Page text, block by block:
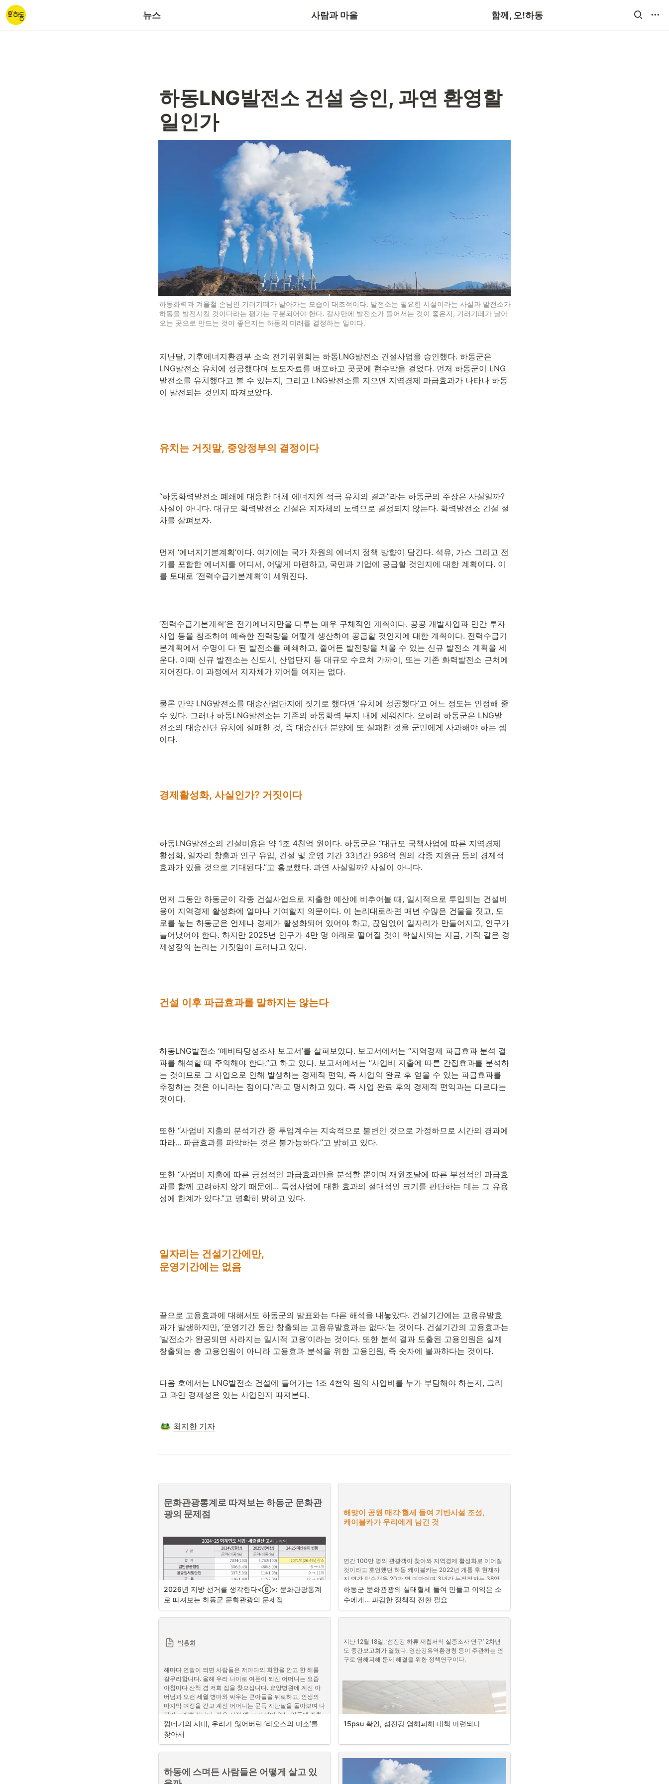
뉴스 사람과 마을 함께, 오!하동
갈사산단/대송산단 기자의눈 공지사항
하동LNG발전소 건설 승인, 과연 환영할
일인가
하동화력과 겨울철 손님인 기러기떼가 날아가는 모습이 대조적이다. 발전소는 필요한 시설이라는 사실과 발전소가
하동을 발전시킬 것이다라는 평가는 구분되어야 한다. 갈사만에 발전소가 들어서는 것이 좋은지, 기러기떼가 날아
오는 곳으로 만드는 것이 좋은지는 하동의 미래를 결정하는 일이다.
지난달, 기후에너지환경부 소속 전기위원회는 하동LNG발전소 건설사업을 승인했다. 하동군은
LNG발전소 유치에 성공했다며 보도자료를 배포하고 곳곳에 현수막을 걸었다. 먼저 하동군이 LNG
발전소를 유치했다고 볼 수 있는지, 그리고 LNG발전소를 지으면 지역경제 파급효과가 나타나 하동
이 발전되는 것인지 따져보았다.
유치는 거짓말, 중앙정부의 결정이다
“하동화력발전소 폐쇄에 대응한 대체 에너지원 적극 유치의 결과”라는 하동군의 주장은 사실일까?
사실이 아니다. 대규모 화력발전소 건설은 지자체의 노력으로 결정되지 않는다. 화력발전소 건설 절
차를 살펴보자.
먼저 ‘에너지기본계획’이다. 여기에는 국가 차원의 에너지 정책 방향이 담긴다. 석유, 가스 그리고 전
기를 포함한 에너지를 어디서, 어떻게 마련하고, 국민과 기업에 공급할 것인지에 대한 계획이다. 이
를 토대로 ‘전력수급기본계획’이 세워진다.
‘전력수급기본계획’은 전기에너지만을 다루는 매우 구체적인 계획이다. 공공 개발사업과 민간 투자
사업 등을 참조하여 예측한 전력량을 어떻게 생산하여 공급할 것인지에 대한 계획이다. 전력수급기
본계획에서 수명이 다 된 발전소를 폐쇄하고, 줄어든 발전량을 채울 수 있는 신규 발전소 계획을 세
운다. 이때 신규 발전소는 신도시, 산업단지 등 대규모 수요처 가까이, 또는 기존 화력발전소 근처에
지어진다. 이 과정에서 지자체가 끼어들 여지는 없다.
물론 만약 LNG발전소를 대송산업단지에 짓기로 했다면 ‘유치에 성공했다’고 어느 정도는 인정해 줄
수 있다. 그러나 하동LNG발전소는 기존의 하동화력 부지 내에 세워진다. 오히려 하동군은 LNG발
전소의 대송산단 유치에 실패한 것, 즉 대송산단 분양에 또 실패한 것을 군민에게 사과해야 하는 셈
이다.
경제활성화, 사실인가? 거짓이다
하동LNG발전소의 건설비용은 약 1조 4천억 원이다. 하동군은 “대규모 국책사업에 따른 지역경제
활성화, 일자리 창출과 인구 유입, 건설 및 운영 기간 33년간 936억 원의 각종 지원금 등의 경제적
효과가 있을 것으로 기대된다.”고 홍보했다. 과연 사실일까? 사실이 아니다.
먼저 그동안 하동군이 각종 건설사업으로 지출한 예산에 비추어볼 때, 일시적으로 투입되는 건설비
용이 지역경제 활성화에 얼마나 기여할지 의문이다. 이 논리대로라면 매년 수많은 건물을 짓고, 도
로를 놓는 하동군은 언제나 경제가 활성화되어 있어야 하고, 끊임없이 일자리가 만들어지고, 인구가
늘어났어야 한다. 하지만 2025년 인구가 4만 명 아래로 떨어질 것이 확실시되는 지금, 기적 같은 경
제성장의 논리는 거짓임이 드러나고 있다.
건설 이후 파급효과를 말하지는 않는다
하동LNG발전소 ‘예비타당성조사 보고서’를 살펴보았다. 보고서에서는 “지역경제 파급효과 분석 결
과를 해석할 때 주의해야 한다.”고 하고 있다. 보고서에서는 “사업비 지출에 따른 간접효과를 분석하
는 것이므로 그 사업으로 인해 발생하는 경제적 편익, 즉 사업의 완료 후 얻을 수 있는 파급효과를
추정하는 것은 아니라는 점이다.”라고 명시하고 있다. 즉 사업 완료 후의 경제적 편익과는 다르다는
것이다.
또한 “사업비 지출의 분석기간 중 투입계수는 지속적으로 불변인 것으로 가정하므로 시간의 경과에
따라... 파급효과를 파악하는 것은 불가능하다.”고 밝히고 있다.
또한 “사업비 지출에 따른 긍정적인 파급효과만을 분석할 뿐이며 재원조달에 따른 부정적인 파급효
과를 함께 고려하지 않기 때문에... 특정사업에 대한 효과의 절대적인 크기를 판단하는 데는 그 유용
성에 한계가 있다.”고 명확히 밝히고 있다.
일자리는 건설기간에만,
운영기간에는 없음
끝으로 고용효과에 대해서도 하동군의 발표와는 다른 해석을 내놓았다. 건설기간에는 고용유발효
과가 발생하지만, ‘운영기간 동안 창출되는 고용유발효과는 없다.’는 것이다. 건설기간의 고용효과는
‘발전소가 완공되면 사라지는 일시적 고용’이라는 것이다. 또한 분석 결과 도출된 고용인원은 실제
창출되는 총 고용인원이 아니라 고용효과 분석을 위한 고용인원, 즉 숫자에 불과하다는 것이다.
다음 호에서는 LNG발전소 건설에 들어가는 1조 4천억 원의 사업비를 누가 부담해야 하는지, 그리
고 과연 경제성은 있는 사업인지 따져본다.
최지한 기자
문화관광통계로 따져보는 하동군 문화관
광의 문제점
문화관광 예산 비중은 증가하고 있다
하승철 군수는 지난 3월 열린 ‘2025년 하동군 관광 포럼 및 팸
투어’ 행사에서 “하동군이 매력적인 관광도시로 도약할 수 있
도록 다양한 관광산업을 발굴”하고 추진하겠다고 밝혔다. 이
같은 지자체장의 의지는 하동군 관광예산의 변화에도 반영되
2026년 지방 선거를 생각한다<⑥>: 문화관광통계
로 따져보는 하동군 문화관광의 문제점
해맞이 공원 매각·혈세 들여 기반시설 조성,
케이블카가 우리에게 남긴 것
연간 100만 명의 관광객이 찾아와 지역경제 활성화로 이어질
것이라고 호언했던 하동 케이블카는 2022년 개통 후 현재까
지 연간 탑승객은 20만 명 미만이며 3년간 누적적자는 38억
원, 초기 투자비용까지 감안하면 적자는 76억 원에 달한다. 관
광객들은 관광버스를 타고 와 케이블카만 타고 가버렸고 현재
케이블카 회사의 고용인원은 28명, 이 중 지역민은 17명에 불
한다며 ‘금오산 하늘길 조성사업’의 명목으로 스카이워크 등을
78억(국비39억, 도비11억 7천, 군비 27억 3천)을 들여 조성해
주었다. 또한 케이블카 상부 정류장 건설을 위해 3억 8천만 원
또다시 민자유치, 18홀 골프장 해양관광단지 조
성사업
실익을 거두지 못하는 민자유치 대규모 관광개발사업에 대한
반성과 면밀한 분석 없이 하동군 행정은 또다시 같은 실수를
하동군 문화관광의 실태혈세 들여 만들고 이익은 소
수에게… 과감한 정책적 전환 필요
박홍희
해마다 연말이 되면 사람들은 저마다의 회한을 안고 한 해를
갈무리합니다. 올해 우리 나이로 여든이 되신 어머니는 요즘
아침마다 산책 겸 저희 집을 찾으십니다. 요양병원에 계신 아
버님과 오랜 세월 병마와 싸우는 큰아들을 뒤로하고, 인생의
마지막 여정을 걷고 계신 어머니는 문득 지난날을 돌아보며 나
직이 고백하십니다. 젊은 시절 왜 그리 의미 없는 것들에 집착
하고, 그 집착으로 주위 사람들에게 상처를 주었는지 모르겠노
라고 말입니다.
구나 저마다의 꿈을 실현하기 위해 긴 인생길을 달려옵니다.
때로는 돈이 전부였고, 때로는 높은 신분이 유일한 목표였던
껍데기의 시대, 우리가 잃어버린 ‘라오스의 미소’를
찾아서
지난 12월 18일, ‘섬진강 하류 재첩서식 실증조사 연구’ 2차년
도 중간보고회가 열렸다. 영산강유역환경청 등이 주관하는 연
구로 염해피해 문제 해결을 위한 정책연구이다.
15psu 확인, 섬진강 염해피해 대책 마련되나
하동에 스며든 사람들은 어떻게 살고 있